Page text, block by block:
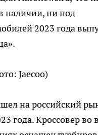
наличии, ни под
2023 года
Jaecoo)
на российский
года. Кроссовер во